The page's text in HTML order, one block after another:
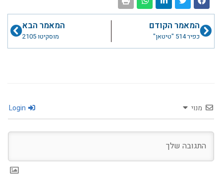
קודםהמאמר הקודם
כפיר 514 "טיטאן"
המאמר הבא
מוסקיטו 2105
הבא
מנוי